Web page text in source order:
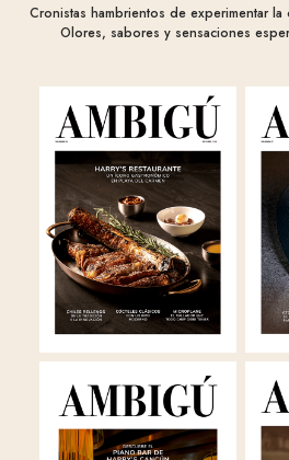
Cronistas hambrientos de experimentar
Olores, sabores y sensaciones